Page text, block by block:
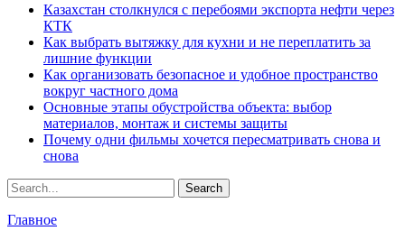
Казахстан столкнулся с перебоями экспорта нефти через
КТК
Как выбрать вытяжку для кухни и не переплатить за
лишние функции
Как организовать безопасное и удобное пространство
вокруг частного дома
Основные этапы обустройства объекта: выбор
материалов, монтаж и системы защиты
Почему одни фильмы хочется пересматривать снова и
снова
Главное